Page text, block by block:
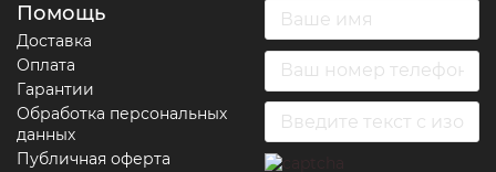
Помощь
Доставка
Оплата
Гарантии
Обработка персональных
данных
Публичная оферта